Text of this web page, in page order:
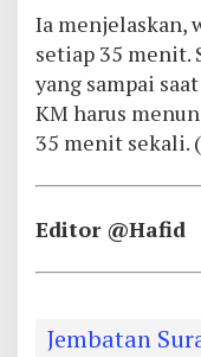
Ia menjelaskan,
setiap 35 menit.
yang sampai
KM harus
35 menit sekali.
Editor @Hafid
Jembatan